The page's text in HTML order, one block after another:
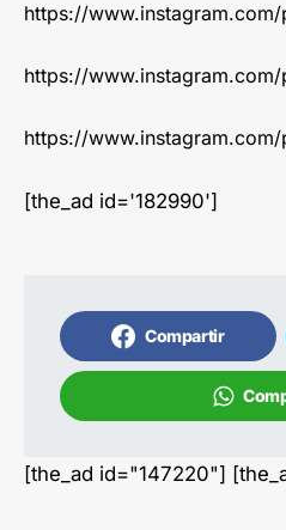
https://
https://
https://
[the_ad id='182990']
Compartir
[the_ad id="147220"]